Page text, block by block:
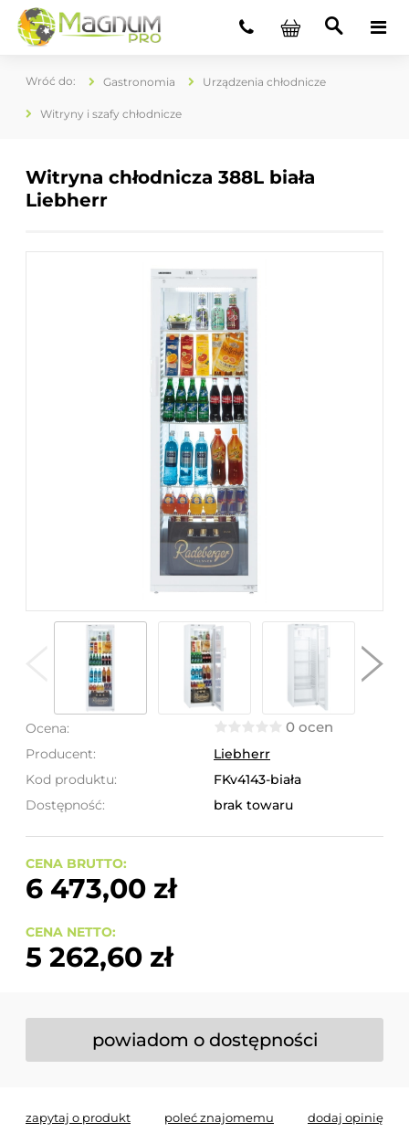
Gastronomia Urządzenia chłodnicze
Witryny i szafy chłodnicze
Witryna chłodnicza 388L biała
Liebherr
Ocena: 0 ocen
Producent:
Liebherr
Kod produktu:
FKv4143-biała
Dostępność:
brak towaru
CENA BRUTTO:
6 473,00 zł
CENA NETTO:
5 262,60 zł
powiadom o dostępności
zapytaj o produkt poleć znajomemu
dodaj opinię